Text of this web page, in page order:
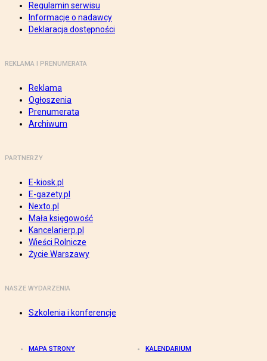
Regulamin serwisu
Informacje o nadawcy
Deklaracja dostępności
REKLAMA I PRENUMERATA
Reklama
Ogłoszenia
Prenumerata
Archiwum
PARTNERZY
E-kiosk.pl
E-gazety.pl
Nexto.pl
Mała księgowość
Kancelarierp.pl
Wieści Rolnicze
Życie Warszawy
NASZE WYDARZENIA
Szkolenia i konferencje
MAPA STRONY KALENDARIUM